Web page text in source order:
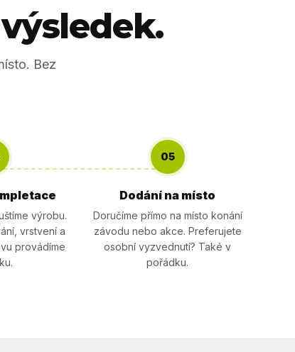
Bez
výrobu.
vrstvení a
provádíme
05
Dodání na místo
Doručíme přímo na místo konání
závodu nebo akce. Preferujete
osobní vyzvednutí? Také v
pořádku.